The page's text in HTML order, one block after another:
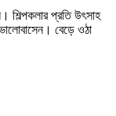
শিল্পকলার প্রতি উৎসাহ
বেড়ে ওঠা